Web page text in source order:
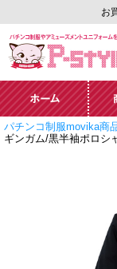
お
ーズメントユニフ
ム通販「P-style 1
ホーム 商
パチンコ制服movika商
ギンガム/黒半袖ポロシ